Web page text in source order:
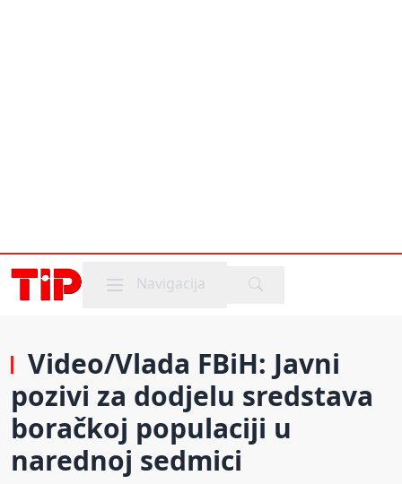
Mobile menu
Navigacija
Video/Vlada FBiH: Javni
pozivi za dodjelu sredstava
boračkoj populaciji u
narednoj sedmici